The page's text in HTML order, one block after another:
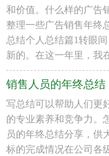
和价值。什么样的广告
整理一些广告销售年终
总结个人总结篇1转眼
新的。在这一年里，我
销售人员的年终总结
写总结可以帮助人们更
的专业素养和竞争力。
员的年终总结分享，供
标的完成情况在公司各